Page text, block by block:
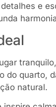
e
do quarto,
natural.